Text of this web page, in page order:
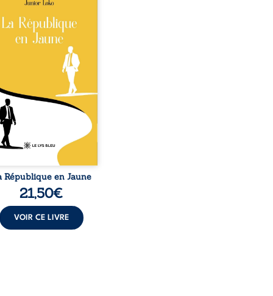
la naissance de
de races différentes
l’ordre établi :
est Noir et Junior est
bien que nés d’un
de Noirs. Très vite,
attire les médias
et transforme
blanc en une figure
sacrée, investie,
certains, d’une mission
Cependant, sous
couvert de ...
République en Jaune
21,50€
VOIR CE LIVRE